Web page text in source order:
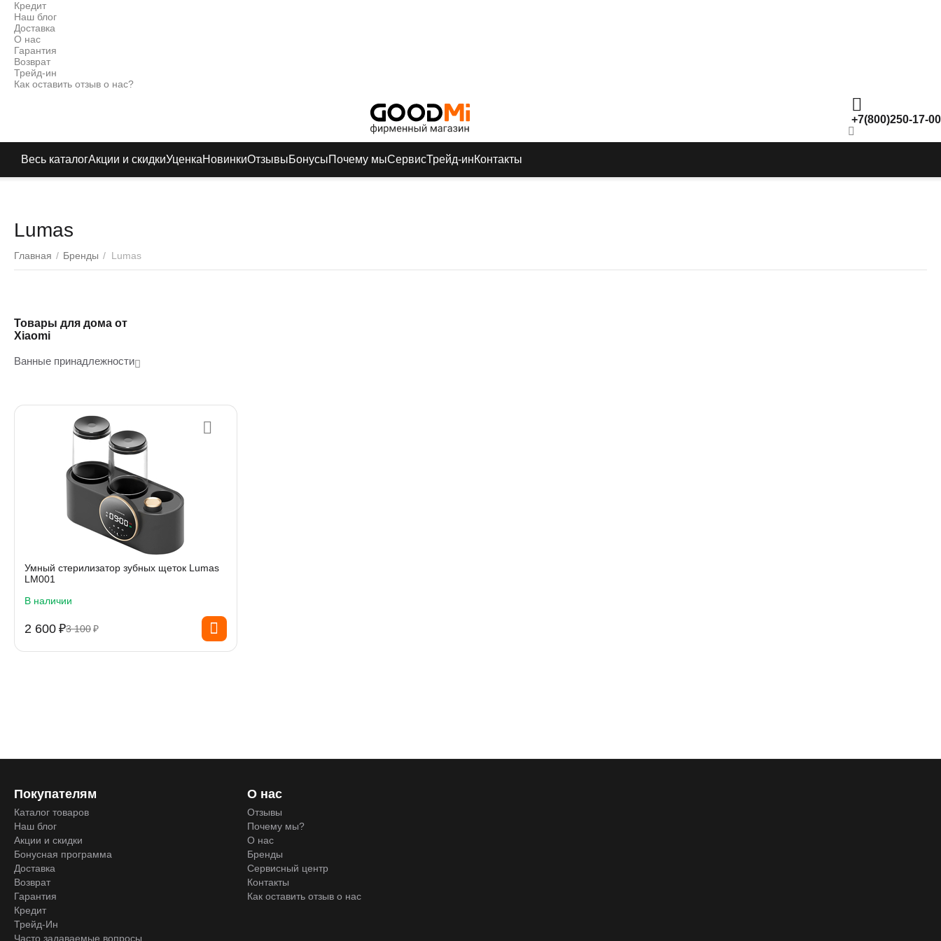
Кредит
Наш блог
Доставка
О нас
Гарантия
Возврат
Трейд-ин
Как оставить отзыв о нас?
+7(800)250-17-00
Весь каталогАкции и скидкиУценкаНовинкиОтзывыБонусыПочему мыСервисТрейд-инКонтакты
Lumas
Главная / Бренды / Lumas
Товары для дома от
Xiaomi
Ванные принадлежности
Умный стерилизатор зубных щеток Lumas
LM001
В наличии
2 600 ₽3 100₽
Покупателям
Каталог товаров
Наш блог
Акции и скидки
Бонусная программа
Доставка
Возврат
Гарантия
Кредит
Трейд-Ин
Часто задаваемые вопросы
О нас
Отзывы
Почему мы?
О нас
Бренды
Сервисный центр
Контакты
Как оставить отзыв о нас